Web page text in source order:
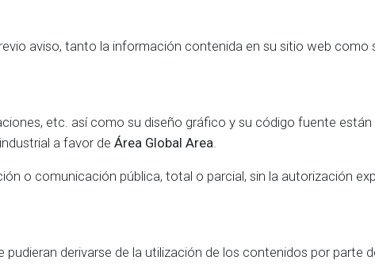
aviso, tanto la información contenida en su sitio web como
etc. así como su diseño gráfico y su código fuente
a favor de Área Global Area.
o comunicación pública, total o parcial, sin la autorización
derivarse de la utilización de los contenidos por parte